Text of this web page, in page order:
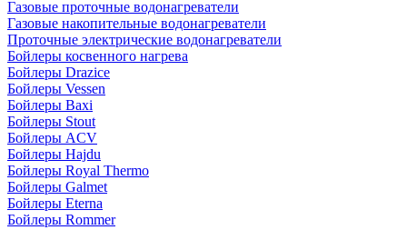
Газовые проточные водонагреватели
Газовые накопительные водонагреватели
Проточные электрические водонагреватели
Бойлеры косвенного нагрева
Бойлеры Drazice
Бойлеры Vessen
Бойлеры Baxi
Бойлеры Stout
Бойлеры ACV
Бойлеры Hajdu
Бойлеры Royal Thermo
Бойлеры Galmet
Бойлеры Eterna
Бойлеры Rommer